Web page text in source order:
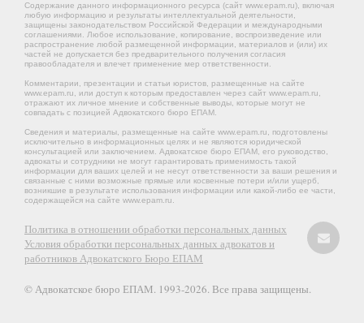
Содержание данного информационного ресурса (сайт www.epam.ru), включая
любую информацию и результаты интеллектуальной деятельности,
защищены законодательством Российской Федерации и международными
соглашениями. Любое использование, копирование, воспроизведение или
распространение любой размещенной информации, материалов и (или) их
частей не допускается без предварительного получения согласия
правообладателя и влечет применение мер ответственности.
Комментарии, презентации и статьи юристов, размещенные на сайте
www.epam.ru, или доступ к которым предоставлен через сайт www.epam.ru,
отражают их личное мнение и собственные выводы, которые могут не
совпадать с позицией Адвокатского бюро ЕПАМ.
Сведения и материалы, размещенные на сайте www.epam.ru, подготовлены
исключительно в информационных целях и не являются юридической
консультацией или заключением. Адвокатское бюро ЕПАМ, его руководство,
адвокаты и сотрудники не могут гарантировать применимость такой
информации для ваших целей и не несут ответственности за ваши решения и
связанные с ними возможные прямые или косвенные потери и/или ущерб,
возникшие в результате использования информации или какой-либо ее части,
содержащейся на сайте www.epam.ru.
Политика в отношении обработки персональных данных
Условия обработки персональных данных адвокатов и
работников Адвокатского Бюро ЕПАМ
© Адвокатское бюро ЕПАМ. 1993-2026. Все права защищены.